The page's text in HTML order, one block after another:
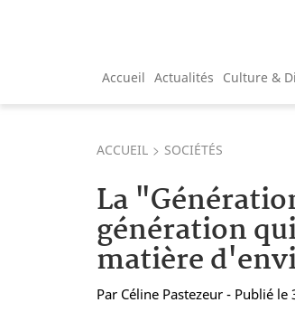
Accueil Actualités Culture &
ACCUEIL SOCIÉTÉS
La
génération
matière
Par Céline Pastezeur - Publié le